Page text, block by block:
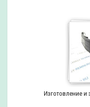
Изготовление и